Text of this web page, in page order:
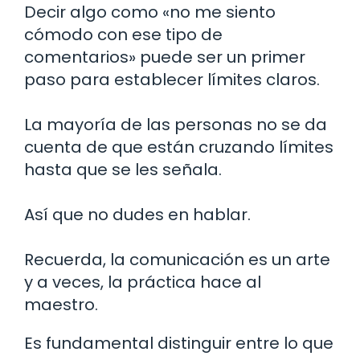
Decir algo como «no me siento
cómodo con ese tipo de
comentarios» puede ser un primer
paso para establecer límites claros.
La mayoría de las personas no se da
cuenta de que están cruzando límites
hasta que se les señala.
Así que no dudes en hablar.
Recuerda, la comunicación es un arte
y a veces, la práctica hace al
maestro.
Es fundamental distinguir entre lo que